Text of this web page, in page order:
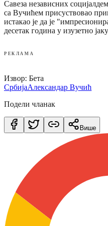
Савеза независних
са Вучићем присуствовао
истакао је да је
десетак година у изузетно
РЕКЛАМА
Извор: Бета
СрбијаАлександар Вучић
Подели чланак
Више